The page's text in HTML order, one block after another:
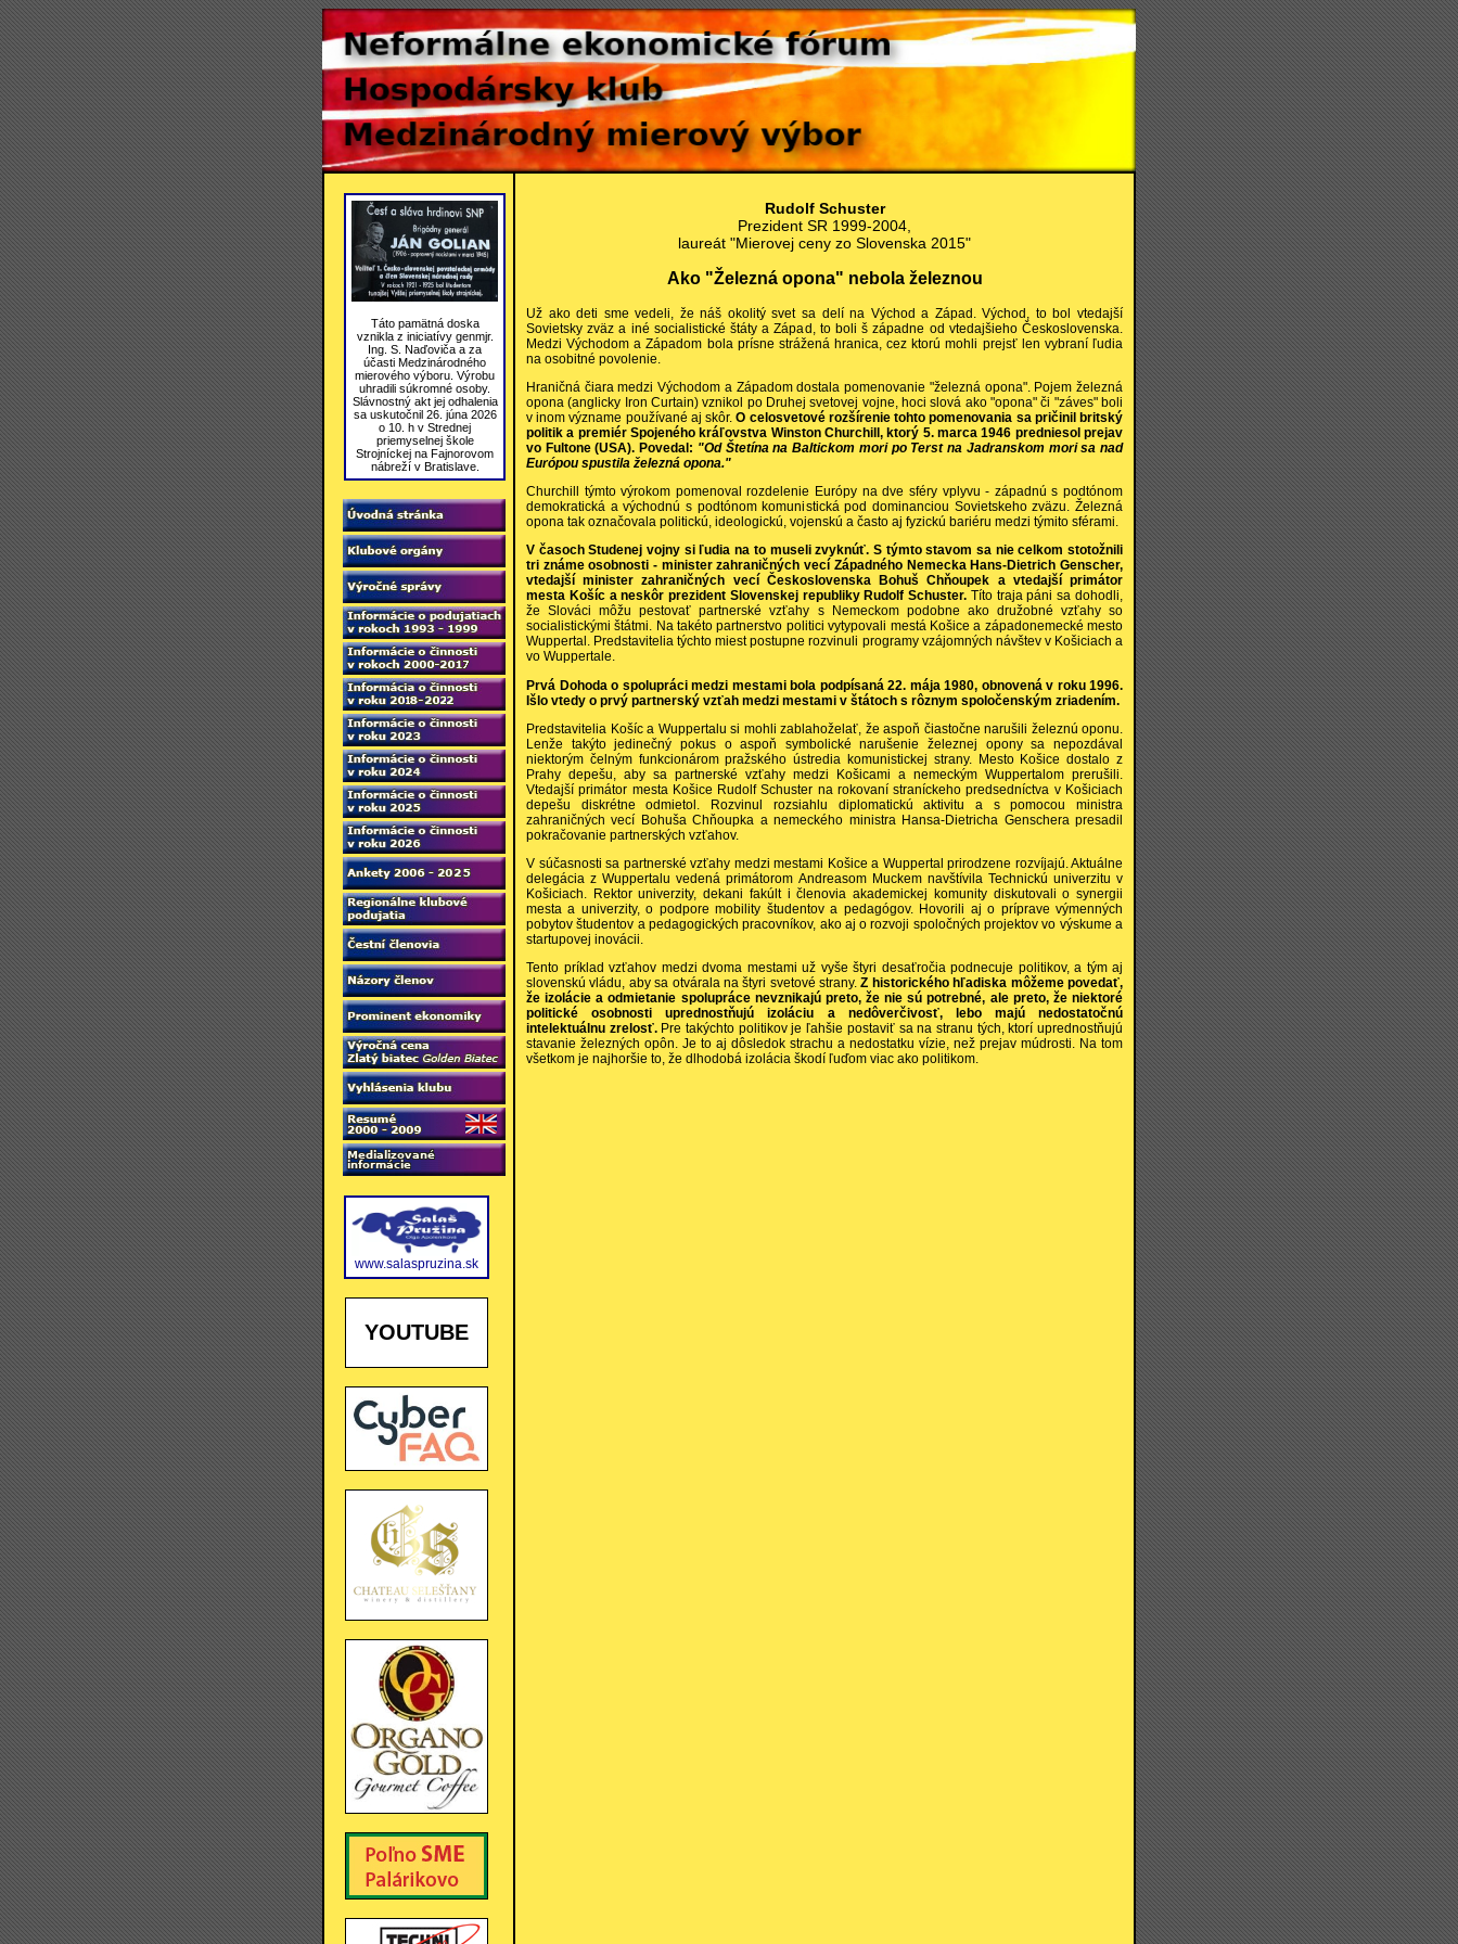
Táto pamätná doska
vznikla z iniciatívy genmjr.
Ing. S. Naďoviča a za
účasti Medzinárodného
mierového výboru. Výrobu
uhradili súkromné osoby.
Slávnostný akt jej odhalenia
sa uskutočnil 26. júna 2026
o 10. h v Strednej
priemyselnej škole
Strojníckej na Fajnorovom
nábreží v Bratislave.
www.salaspruzina.sk
YOUTUBE
Rudolf Schuster
Prezident SR 1999-2004,
laureát "Mierovej ceny zo Slovenska 2015"
Ako "Železná opona" nebola železnou
Už ako deti sme vedeli, že náš okolitý svet sa delí na Východ a Západ. Východ, to bol vtedajší
Sovietsky zväz a iné socialistické štáty a Západ, to boli š západne od vtedajšieho Československa.
Medzi Východom a Západom bola prísne strážená hranica, cez ktorú mohli prejsť len vybraní ľudia
na osobitné povolenie.
Hraničná čiara medzi Východom a Západom dostala pomenovanie "železná opona". Pojem železná
opona (anglicky Iron Curtain) vznikol po Druhej svetovej vojne, hoci slová ako "opona" či "záves" boli
v inom význame používané aj skôr.O celosvetové rozšírenie tohto pomenovania sa pričinil britský
politik a premiér Spojeného kráľovstva Winston Churchill, ktorý 5. marca 1946 predniesol prejav
vo Fultone (USA). Povedal: "Od Štetína na Baltickom mori po Terst na Jadranskom mori sa nad
Európou spustila železná opona."
Churchill týmto výrokom pomenoval rozdelenie Európy na dve sféry vplyvu - západnú s podtónom
demokratická a východnú s podtónom komunistická pod dominanciou Sovietskeho zväzu. Železná
opona tak označovala politickú, ideologickú, vojenskú a často aj fyzickú bariéru medzi týmito sférami.
V časoch Studenej vojny si ľudia na to museli zvyknúť. S týmto stavom sa nie celkom stotožnili
tri známe osobnosti - minister zahraničných vecí Západného Nemecka Hans-Dietrich Genscher,
vtedajší minister zahraničných vecí Československa Bohuš Chňoupek a vtedajší primátor
mesta Košíc a neskôr prezident Slovenskej republiky Rudolf Schuster. Títo traja páni sa dohodli,
že Slováci môžu pestovať partnerské vzťahy s Nemeckom podobne ako družobné vzťahy so
socialistickými štátmi. Na takéto partnerstvo politici vytypovali mestá Košice a západonemecké mesto
Wuppertal. Predstavitelia týchto miest postupne rozvinuli programy vzájomných návštev v Košiciach a
vo Wuppertale.
Prvá Dohoda o spolupráci medzi mestami bola podpísaná 22. mája 1980, obnovená v roku 1996.
Išlo vtedy o prvý partnerský vzťah medzi mestami v štátoch s rôznym spoločenským zriadením.
Predstavitelia Košíc a Wuppertalu si mohli zablahoželať, že aspoň čiastočne narušili železnú oponu.
Lenže takýto jedinečný pokus o aspoň symbolické narušenie železnej opony sa nepozdával
niektorým čelným funkcionárom pražského ústredia komunistickej strany. Mesto Košice dostalo z
Prahy depešu, aby sa partnerské vzťahy medzi Košicami a nemeckým Wuppertalom prerušili.
Vtedajší primátor mesta Košice Rudolf Schuster na rokovaní straníckeho predsedníctva v Košiciach
depešu diskrétne odmietol. Rozvinul rozsiahlu diplomatickú aktivitu a s pomocou ministra
zahraničných vecí Bohuša Chňoupka a nemeckého ministra Hansa-Dietricha Genschera presadil
pokračovanie partnerských vzťahov.
V súčasnosti sa partnerské vzťahy medzi mestami Košice a Wuppertal prirodzene rozvíjajú. Aktuálne
delegácia z Wuppertalu vedená primátorom Andreasom Muckem navštívila Technickú univerzitu v
Košiciach. Rektor univerzity, dekani fakúlt i členovia akademickej komunity diskutovali o synergii
mesta a univerzity, o podpore mobility študentov a pedagógov. Hovorili aj o príprave výmenných
pobytov študentov a pedagogických pracovníkov, ako aj o rozvoji spoločných projektov vo výskume a
startupovej inovácii.
Tento príklad vzťahov medzi dvoma mestami už vyše štyri desaťročia podnecuje politikov, a tým aj
slovenskú vládu, aby sa otvárala na štyri svetové strany.Z historického hľadiska môžeme povedať,
že izolácie a odmietanie spolupráce nevznikajú preto, že nie sú potrebné, ale preto, že niektoré
politické osobnosti uprednostňujú izoláciu a nedôverčivosť, lebo majú nedostatočnú
intelektuálnu zrelosť. Pre takýchto politikov je ľahšie postaviť sa na stranu tých, ktorí uprednostňujú
stavanie železných opôn. Je to aj dôsledok strachu a nedostatku vízie, než prejav múdrosti. Na tom
všetkom je najhoršie to, že dlhodobá izolácia škodí ľuďom viac ako politikom.